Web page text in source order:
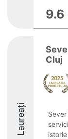
9.6
Laureați
Cluj